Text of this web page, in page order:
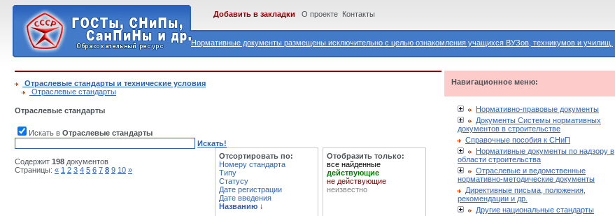
Нормативные документы размещены исключительно с целью ознакомления учащихся ВУЗов, техникумов и училищ.
Добавить в закладки О проекте Контакты
Отраслевые стандарты и технические условия
Отраслевые стандарты
Отраслевые стандарты
Искать в Отраслевые стандарты
Искать!
Содержит 198 документов
Страницы: « 1 2 3 4 5 6 7 8 9 10 »
Отсортировать по:
Номеру стандарта
Типу
Статусу
Дате регистрации
Дате введения
Названию ↓
Отобразить только:
все найденные
действующие
не действующие
неизвестно
Навигационное меню:
Нормативно-правовые документы
Документы Системы нормативных
документов в строительстве
Справочные пособия к СНиП
Нормативные документы по надзору в
области строительства
Отраслевые и ведомственные
нормативно-методические документы
Директивные письма, положения,
рекомендации и др.
Другие национальные стандарты